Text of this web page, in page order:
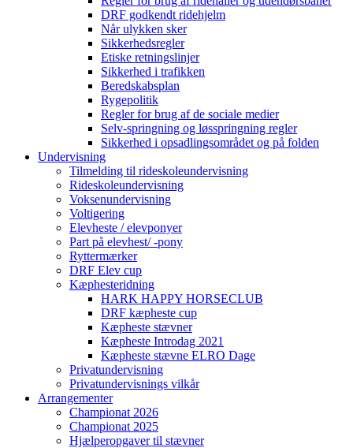
DRF godkendt ridehjelm
Når ulykken sker
Sikkerhedsregler
Etiske retningslinjer
Sikkerhed i trafikken
Beredskabsplan
Rygepolitik
Regler for brug af de sociale medier
Selv-springning og løsspringning regler
Sikkerhed i opsadlingsområdet og på folden
Undervisning
Tilmelding til rideskoleundervisning
Rideskoleundervisning
Voksenundervisning
Voltigering
Elevheste / elevponyer
Part på elevhest/ -pony
Ryttermærker
DRF Elev cup
Kæphesteridning
HARK HAPPY HORSECLUB
DRF kæpheste cup
Kæpheste stævner
Kæpheste Introdag 2021
Kæpheste stævne ELRO Dage
Privatundervisning
Privatundervisnings vilkår
Arrangementer
Championat 2026
Championat 2025
Hjælperopgaver til stævner